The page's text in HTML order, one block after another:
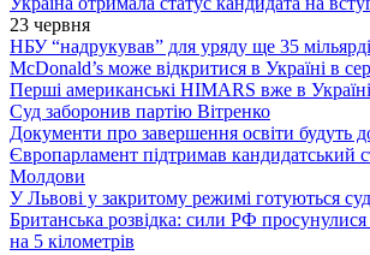
23 червня
НБУ “надрукував” для уряду ще 35
McDonald’s може відкритися в Україні в
Перші американські HIMARS вже в Україні
Суд заборонив партію Вітренко
Документи про завершення освіти будуть
Європарламент підтримав кандидатський
Молдови
У Львові у закритому режимі готуються
Британська розвідка: сили РФ
на 5 кілометрів